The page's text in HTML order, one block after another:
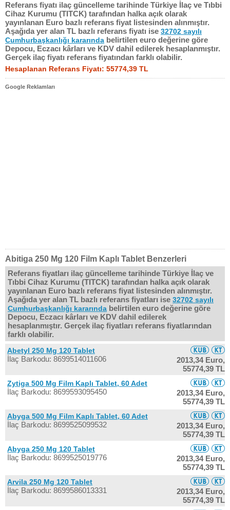
Referans fiyatı ilaç güncelleme tarihinde Türkiye İlaç ve Tıbbi
Cihaz Kurumu (TITCK) tarafından halka açık olarak
yayınlanan Euro bazlı referans fiyat listesinden alınmıştır.
Aşağıda yer alan TL bazlı referans fiyatı ise 32702 sayılı
Cumhurbaşkanlığı kararında belirtilen euro değerine göre
Depocu, Eczacı kârları ve KDV dahil edilerek hesaplanmıştır.
Gerçek ilaç fiyatı referans fiyatından farklı olabilir.
Hesaplanan Referans Fiyatı: 55774,39 TL
Google Reklamları
Abitiga 250 Mg 120 Film Kaplı Tablet Benzerleri
Referans fiyatları ilaç güncelleme tarihinde Türkiye İlaç ve
Tıbbi Cihaz Kurumu (TITCK) tarafından halka açık olarak
yayınlanan Euro bazlı referans fiyat listesinden alınmıştır.
Aşağıda yer alan TL bazlı referans fiyatları ise 32702 sayılı
Cumhurbaşkanlığı kararında belirtilen euro değerine göre
Depocu, Eczacı kârları ve KDV dahil edilerek
hesaplanmıştır. Gerçek ilaç fiyatları referans fiyatlarından
farklı olabilir.
Abetyl 250 Mg 120 Tablet
İlaç Barkodu: 8699514011606
2013,34 Euro,
55774,39 TL
Zytiga 500 Mg Film Kaplı Tablet, 60 Adet
İlaç Barkodu: 8699593095450
2013,34 Euro,
55774,39 TL
Abyga 500 Mg Film Kaplı Tablet, 60 Adet
İlaç Barkodu: 8699525099532
2013,34 Euro,
55774,39 TL
Abyga 250 Mg 120 Tablet
İlaç Barkodu: 8699525019776
2013,34 Euro,
55774,39 TL
Arvila 250 Mg 120 Tablet
İlaç Barkodu: 8699586013331
2013,34 Euro,
55774,39 TL